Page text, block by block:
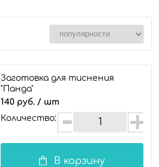
Заготовка для тиснения
"Панда"
140 руб. / шт
Количество:
В корзину